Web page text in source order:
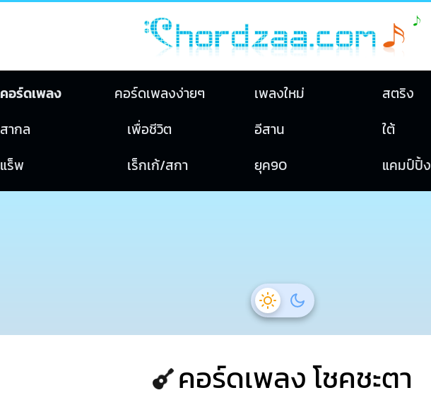
คอร์ดเพลง คอร์ดเพลงง่ายๆ เพลงใหม่ สตริง
สากล
เพื่อชีวิต อีสาน ใต้
แร็พ
เร็กเก้/สกา ยุค90 แคมป์ปิ้ง
คอร์ดเพลง โชคชะตา